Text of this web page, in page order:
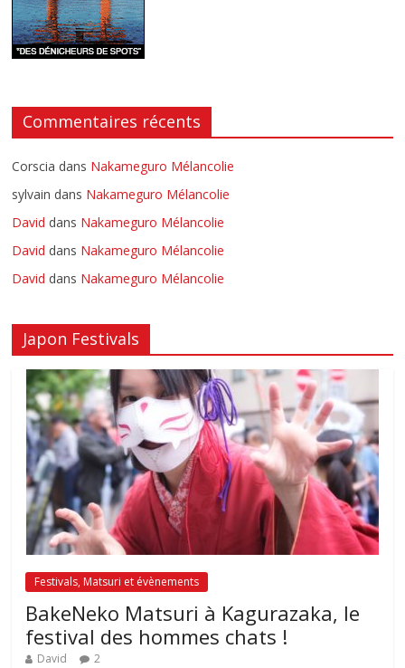
Commentaires récents
Corscia dans Nakameguro Mélancolie
sylvain dans Nakameguro Mélancolie
David dans Nakameguro Mélancolie
David dans Nakameguro Mélancolie
David dans Nakameguro Mélancolie
Japon Festivals
Festivals, Matsuri et évènements
BakeNeko Matsuri à Kagurazaka, le
festival des hommes chats !
David 2